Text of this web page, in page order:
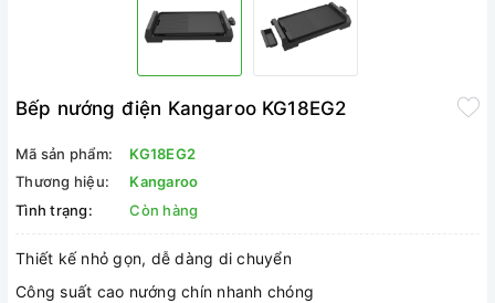
Bếp nướng điện Kangaroo KG18EG2
Mã sản phẩm:
KG18EG2
Thương hiệu:
Kangaroo
Tình trạng:
Còn hàng
Thiết kế nhỏ gọn, dễ dàng di chuyển
Công suất cao nướng chín nhanh chóng